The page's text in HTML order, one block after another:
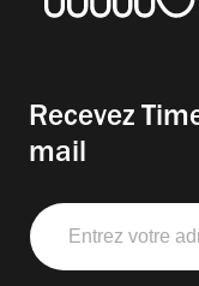
Recevez
mail
Entrez
votre
adresse